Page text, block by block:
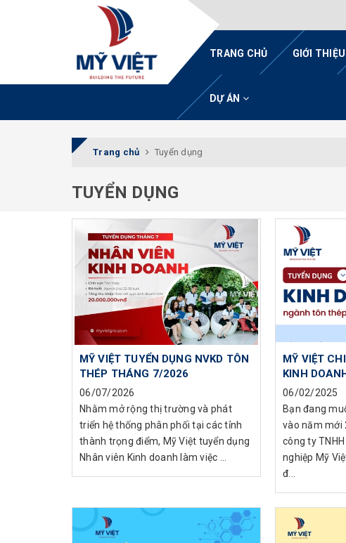
TRANG CHỦ GIỚI THIỆU
DỰ ÁN
Trang chủ Tuyển dụng
TUYỂN DỤNG
MỸ VIỆT TUYỂN DỤNG NVKD TÔN
THÉP THÁNG 7/2026
06/07/2026
Nhằm mở rộng thị trường và phát
triển hệ thống phân phối tại các tỉnh
thành trọng điểm, Mỹ Việt tuyển dụng
Nhân viên Kinh doanh làm việc ...
MỸ VIỆT
KINH
06/02/2025
Bạn đang
vào năm mới
công ty
nghiệp Mỹ
đ...